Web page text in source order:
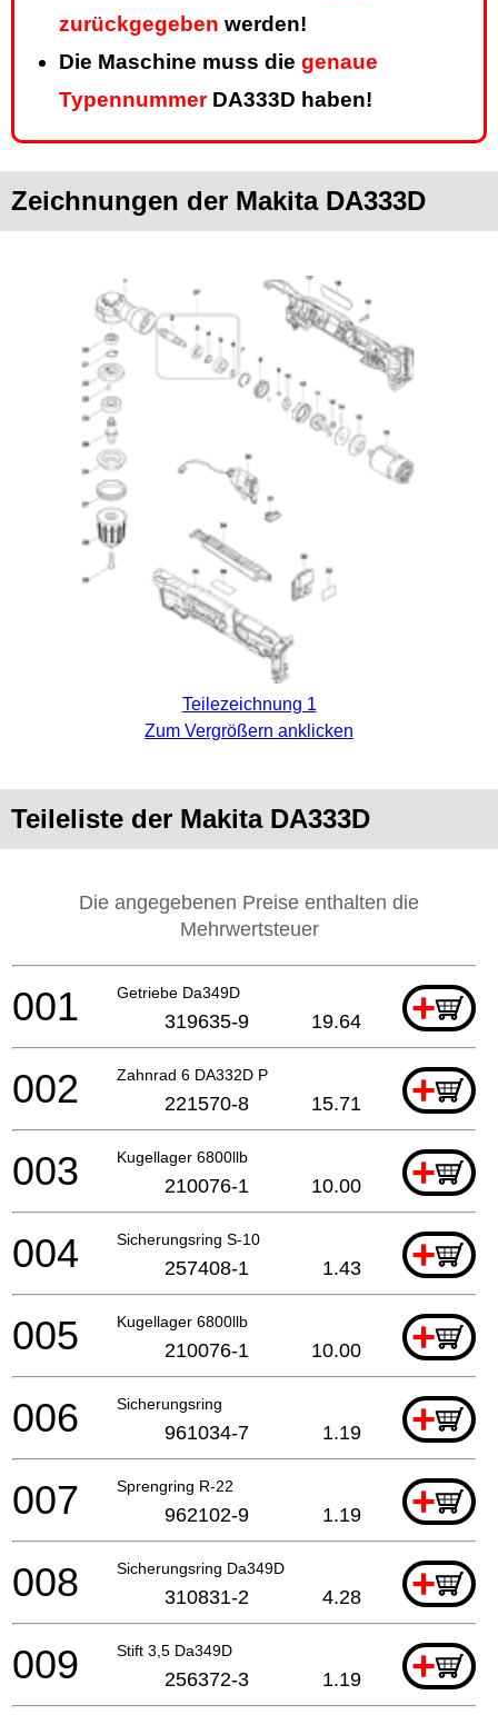
zurückgegeben werden!
Die Maschine muss die genaue
TypennummerDA333D haben!
Zeichnungen der Makita DA333D
Teilezeichnung 1
Zum Vergrößern anklicken
Teileliste der Makita DA333D
Die angegebenen Preise enthalten die
Mehrwertsteuer
Getriebe Da349D +
001 319635-9 19.64
Zahnrad 6 DA332D P +
002 221570-8 15.71
Kugellager 6800llb +
003 210076-1 10.00
Sicherungsring S-10 +
004 257408-1 1.43
Kugellager 6800llb +
005 210076-1 10.00
Sicherungsring +
006 961034-7 1.19
Sprengring R-22 +
007 962102-9 1.19
Sicherungsring Da349D +
008 310831-2 4.28
Stift 3,5 Da349D +
009 256372-3 1.19